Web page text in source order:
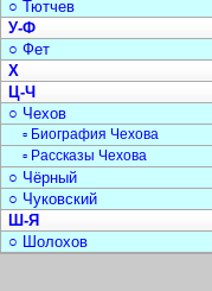
○ Тютчев
У-Ф
○ Фет
Х
Ц-Ч
○ Чехов
▫ Биография Чехова
▫ Рассказы Чехова
○ Чёрный
○ Чуковский
Ш-Я
○ Шолохов